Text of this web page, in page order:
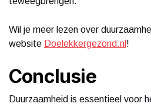
Wil je meer lezen over
website Doelekkergezond.nl !
Conclusie
Duurzaamheid is essentieel voor